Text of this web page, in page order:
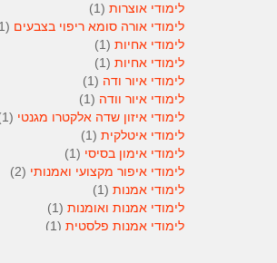
לימודי אוצרות (1)
לימודי אורה סומא ריפוי בצבעים (1)
לימודי אחיות (1)
לימודי אחיות (1)
לימודי איור ודה (1)
לימודי איור וודה (1)
לימודי איזון שדה אלקטרו מגנטי (1)
לימודי איטלקית (1)
לימודי אימון בסיסי (1)
לימודי איפור מקצועי ואמנותי (2)
לימודי אמנות (1)
לימודי אמנות ואומנות (1)
לימודי אמנות פלסטית (1)